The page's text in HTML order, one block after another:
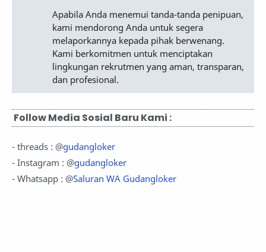
Apabila Anda menemui tanda-tanda penipuan,
kami mendorong Anda untuk segera
melaporkannya kepada pihak berwenang.
Kami berkomitmen untuk menciptakan
lingkungan rekrutmen yang aman, transparan,
dan profesional.
Follow Media Sosial Baru Kami :
- threads : @gudangloker
- Instagram : @gudangloker
- Whatsapp : @Saluran WA Gudangloker